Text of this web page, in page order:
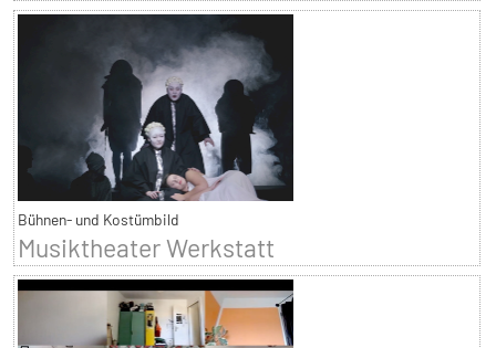
Bühnen- und Kostümbild
Musiktheater Werkstatt